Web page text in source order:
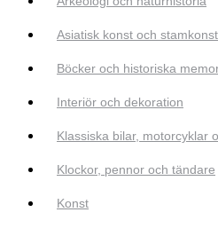
Asiatisk konst och stamkonst
Böcker och historiska
Interiör och dekoration
Klassiska bilar, motorcyklar
Klockor, pennor och tändare
Konst